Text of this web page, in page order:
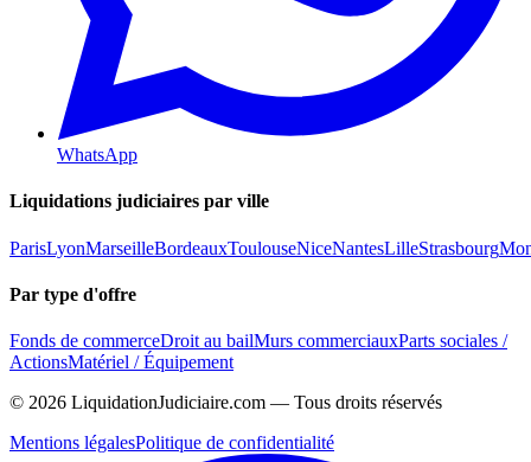
WhatsApp
Liquidations judiciaires par ville
ParisLyonMarseilleBordeauxToulouseNiceNantesLilleStrasbourg
Par type d'offre
Fonds de commerceDroit au bailMurs commerciauxParts sociales /
ActionsMatériel / Équipement
© 2026 LiquidationJudiciaire.com — Tous droits réservés
Mentions légalesPolitique de confidentialité